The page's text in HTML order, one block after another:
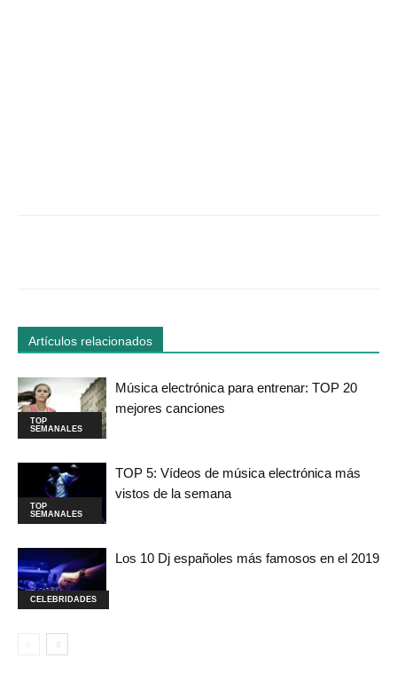
Artículos relacionados
TOP
SEMANALES
Música electrónica para entrenar: TOP 20
mejores canciones
TOP
SEMANALES
TOP 5: Vídeos de música electrónica más
vistos de la semana
CELEBRIDADES
Los 10 Dj españoles más famosos en el 2019